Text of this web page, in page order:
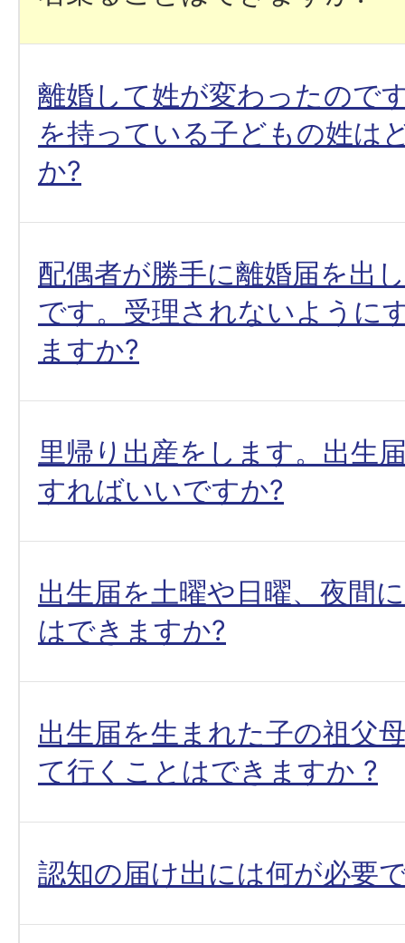
離婚して姓が変わったので
を持っている子どもの姓は
か?
配偶者が勝手に離婚届を出
です。受理されないように
ますか?
里帰り出産をします。出生
すればいいですか?
出生届を土曜や日曜、夜間
はできますか?
出生届を生まれた子の祖父
て行くことはできますか ?
認知の届け出には何が必要